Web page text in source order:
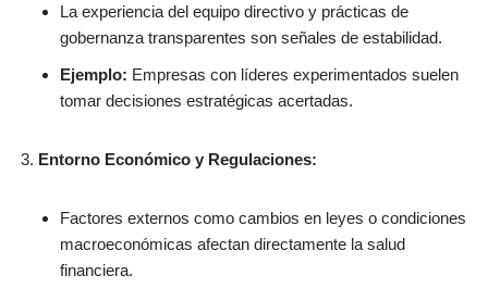
La experiencia del equipo directivo y prácticas de
gobernanza transparentes son señales de estabilidad.
Ejemplo: Empresas con líderes experimentados suelen
tomar decisiones estratégicas acertadas.
Entorno Económico y Regulaciones:
Factores externos como cambios en leyes o condiciones
macroeconómicas afectan directamente la salud
financiera.